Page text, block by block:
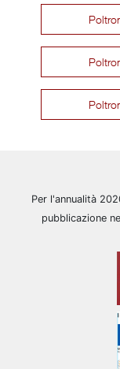
Per l'annualità
pubblicazione